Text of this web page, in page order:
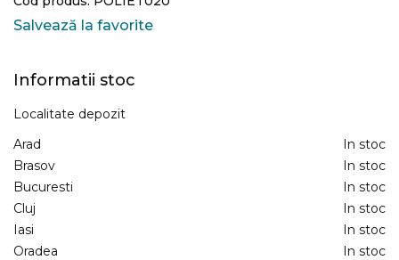
Salvează la favorite
Informatii stoc
Localitate depozit
Arad
In stoc
Brasov
In stoc
Bucuresti
In stoc
Cluj
In stoc
Iasi
In stoc
Oradea
In stoc